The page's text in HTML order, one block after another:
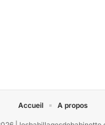
Accueil A propos